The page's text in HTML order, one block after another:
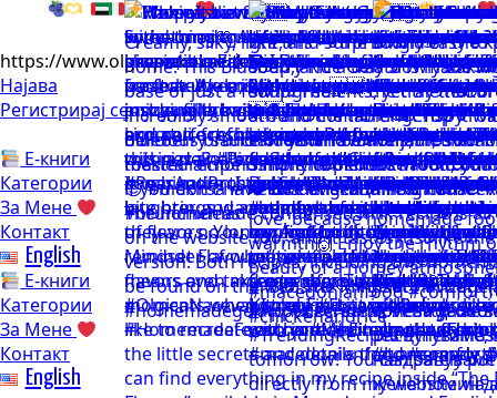
https://www.olgicanacevakitchen.com
Најава
Регистрирај се
Е-книги
Категории
За Мене
Контакт
English
Е-книги
Категории
За Мене
Контакт
English